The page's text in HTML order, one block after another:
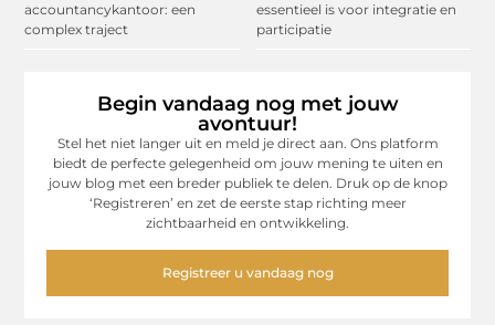
accountancykantoor: een
complex traject
essentieel is voor integratie en
participatie
Begin vandaag nog met jouw
avontuur!
Stel het niet langer uit en meld je direct aan. Ons platform
biedt de perfecte gelegenheid om jouw mening te uiten en
jouw blog met een breder publiek te delen. Druk op de knop
‘Registreren’ en zet de eerste stap richting meer
zichtbaarheid en ontwikkeling.
Registreer u vandaag nog